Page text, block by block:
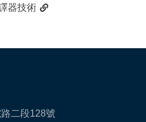
器技術
二段128號